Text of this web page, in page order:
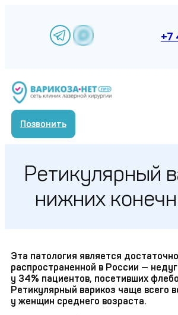
содержимому
+7
Позвонить
Ретикулярный
нижних
Эта патология является достаточно
распространенной в России —
у 34% пациентов, посетивших
Ретикулярный варикоз чаще всего
у женщин среднего возраста.